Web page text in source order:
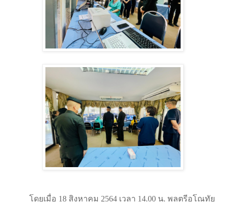
โดยเมื่อ 18 สิงหาคม 2564 เวลา 14.00 น. พลตรีอโณทัย